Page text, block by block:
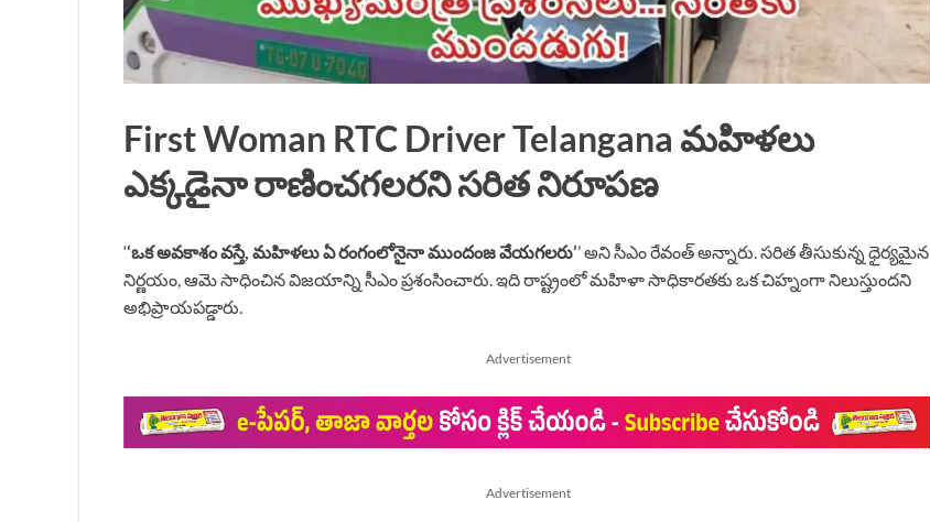
First Woman RTC Driver Telangana మహిళలు
ఎక్కడైనా రాణించగలరని సరిత నిరూపణ
‘‘ఒక అవకాశం వస్తే, మహిళలు ఏ రంగంలోనైనా ముందంజ వేయగలరు’’ అని సీఎం రేవంత్ అన్నారు. సరిత తీసుకున్న ధైర్యమైన
నిర్ణయం, ఆమె సాధించిన విజయాన్ని సీఎం ప్రశంసించారు. ఇది రాష్ట్రంలో మహిళా సాధికారతకు ఒక చిహ్నంగా నిలుస్తుందని
అభిప్రాయపడ్డారు.
Advertisement
Advertisement